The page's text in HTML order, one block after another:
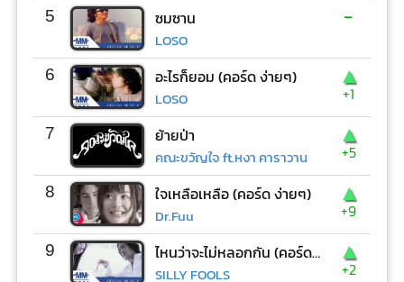
5 ซมซาน
LOSO
-
6 อะไรก็ยอม (คอร์ด ง่ายๆ)
LOSO
▲
+1
7 ย้ายป่า
คณะขวัญใจ ft.หงา คาราวาน
▲
+5
8 ใจเหลือเหลือ (คอร์ด ง่ายๆ)
Dr.Fuu
▲
+9
9 ไหนว่าจะไม่หลอกกัน (คอร์ด ง่ายๆ)
SILLY FOOLS
▲
+2